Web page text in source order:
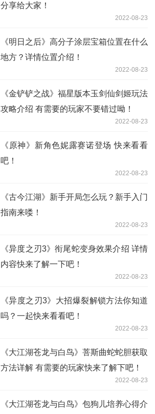
分享给大家！
2022-08-23
《明日之后》高分子涂层宝箱位置在什么
地方？详情位置介绍！
2022-08-23
《金铲铲之战》福星版本玉剑仙剑姬玩法
攻略介绍 有需要的玩家不要错过呦！
2022-08-23
《原神》新角色妮露赛诺登场 快来看看
吧！
2022-08-23
《古今江湖》新手开局怎么玩？新手入门
指南来喽！
2022-08-23
《异度之刃3》衔尾蛇变身效果介绍 详情
内容快来了解一下吧！
2022-08-23
《异度之刃3》大招爆裂解锁方法你知道
吗？一起快来看看吧！
2022-08-23
《大江湖苍龙与白鸟》菩斯曲蛇蛇胆获取
方法详解 有需要的玩家快来了解下吧！
2022-08-23
《大江湖苍龙与白鸟》包狗儿培养心得介